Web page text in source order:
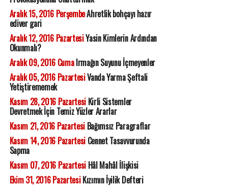
Aralık 15, 2016 PerşembeAhretlik bohçayı hazır
ediver gari
Aralık 12, 2016 PazartesiYasin Kimlerin Ardından
Okunmalı?
Aralık 09, 2016 CumaIrmağın Suyunu İçmeyenler
Aralık 05, 2016 PazartesiVanda Yarma Şeftali
Yetiştirememek
Kasım 28, 2016 PazartesiKirli Sistemler
Devretmek İçin Temiz Yüzler Ararlar
Kasım 21, 2016 PazartesiBağımsız Paragraflar
Kasım 14, 2016 PazartesiCennet Tasavvurunda
Sapma
Kasım 07, 2016 PazartesiHâl Mahâl İlişkisi
Ekim 31, 2016 PazartesiKızımın İyilik Defteri